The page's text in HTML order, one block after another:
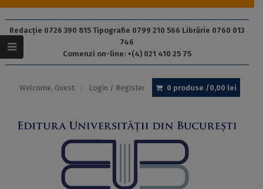
Redacție 0726 390 815 Tipografie 0799 210 566 Librărie 0760 013
746
Comenzi on-line: +(4) 021 410 25 75
Welcome, Guest Login / Register 0 produse /0,00 lei